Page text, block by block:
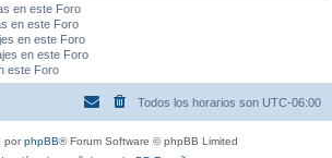
en este Foro
en este Foro
en este Foro
en este Foro
este Foro
Todos los horarios son UTC-06:00
porphpBB® Forum Software © phpBB Limited